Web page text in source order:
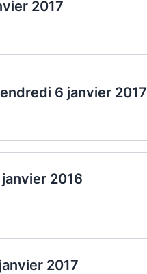
2017
6 janvier 2017
2016
2017